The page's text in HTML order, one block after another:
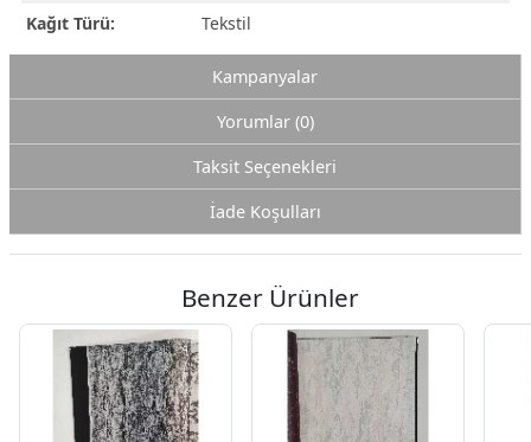
Kağıt Türü:
Tekstil
Kampanyalar
Yorumlar (0)
Taksit Seçenekleri
İade Koşulları
Benzer Ürünler